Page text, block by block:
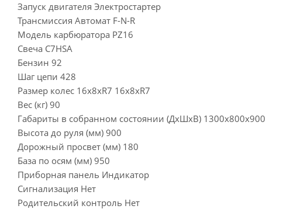
Запуск двигателя Электростартер
Трансмиссия Автомат F-N-R
Модель карбюратора PZ16
Свеча C7HSA
Бензин 92
Шаг цепи 428
Размер колес 16х8хR7 16х8хR7
Вес (кг) 90
Габариты в собранном состоянии (ДхШхВ) 1300х800х900
Высота до руля (мм) 900
Дорожный просвет (мм) 180
База по осям (мм) 950
Приборная панель Индикатор
Сигнализация Нет
Родительский контроль Нет